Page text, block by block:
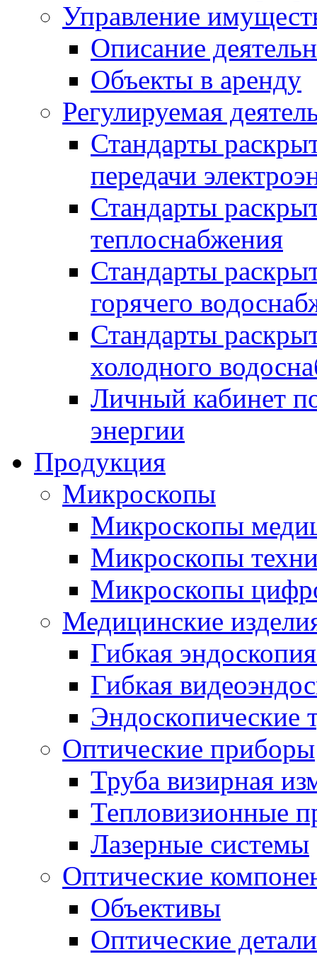
Управление
Описание
Объекты в аренду
Регулируемая
Стандарты
передачи
Стандарты
теплоснабжения
Стандарты
горячего
Стандарты
холодного
Личный кабинет
энергии
Продукция
Микроскопы
Микроскопы
Микроскопы
Микроскопы
Медицинские
Гибкая
Гибкая
Эндоскопические
Оптические приборы
Труба визирная
Тепловизионные
Лазерные системы
Оптические
Объективы
Оптические